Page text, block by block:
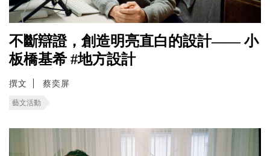
不斷辯證，創造明亮直白的設計—— 小
板橋基希 #地方設計
撰文 蔡奕屏
藝文活動